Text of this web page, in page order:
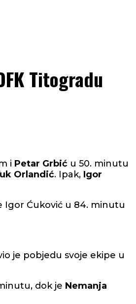
Titogradu
i Petar Grbić u 50. minutu
Orlandić. Ipak, Igor
Igor Ćuković u 84. minutu
je pobjedu svoje ekipe u
dok je Nemanja